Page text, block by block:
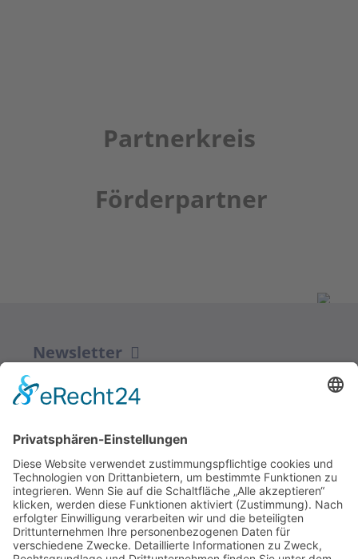
Partnerkreis
Förderpartner
Newsletter
ZUR ANMELDUNG
Redaktion bbkult.net
Centrum Bavaria Bohemia (CeBB)
Dr. Veronika Hofinger
Freyung 1, 92539 Schönsee
Tel.:+49 (0)9674 / 92 48 78